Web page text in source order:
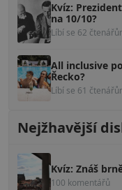
Kvíz:
na 10/10?
Líbí se 62
All inclusive
Řecko?
Líbí se 61
Nejžhavější
Kvíz: Znáš
100 komentářů